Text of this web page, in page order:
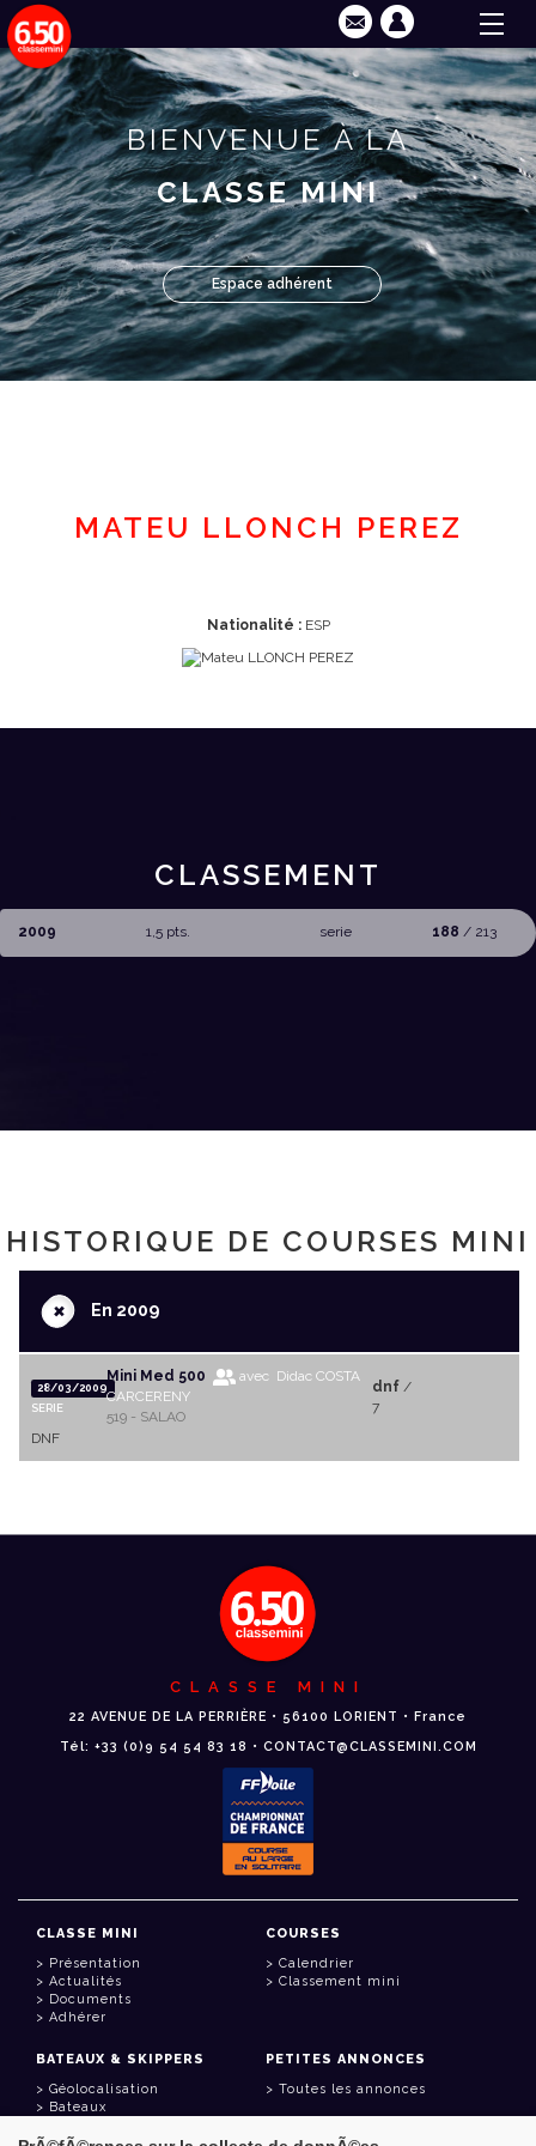
BIENVENUE À LA
CLASSE MINI
Espace adhérent
MATEU LLONCH PEREZ
Nationalité :ESP
CLASSEMENT
2009 1,5 pts. serie 188 / 213
HISTORIQUE DE COURSES MINI
+En 2009
28/03/2009
SERIE
Mini Med 500
avec Didac COSTA
CARCERENY
519 - SALAO
dnf/
7
DNF
CLASSE MINI
22 AVENUE DE LA PERRIÈRE • 56100 LORIENT • France
Tél: +33 (0)9 54 54 83 18 • CONTACT@CLASSEMINI.COM
CLASSE MINI
Présentation
Actualités
Documents
Adhérer
COURSES
Calendrier
Classement mini
BATEAUX & SKIPPERS
Géolocalisation
Bateaux
PETITES ANNONCES
Toutes les annonces